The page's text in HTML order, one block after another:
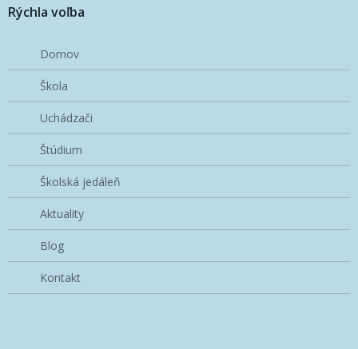
Rýchla voľba
Domov
Škola
Uchádzači
Štúdium
Školská jedáleň
Aktuality
Blog
Kontakt